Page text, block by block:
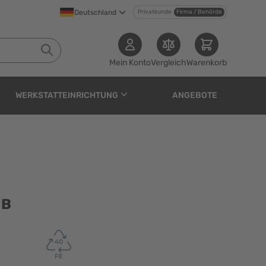
Deutschland Privatkunde Firma / Behörde
Mein KontoVergleichWarenkorb
WERKSTATTEINRICHTUNG ANGEBOTE